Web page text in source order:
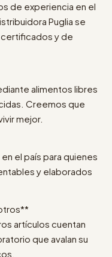
de experiencia en el
Puglia se
y de
alimentos libres
Creemos que
mejor.
el país para quienes
y elaborados
artículos cuentan
que avalan su